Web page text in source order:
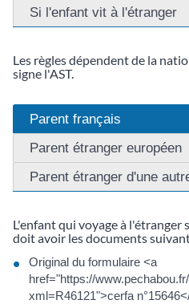
Si l'enfant vit à l'étranger
Les règles dépendent de la
signe l'AST.
Parent français
Parent étranger européen
Parent étranger d'une
L'enfant qui voyage à l'étranger
doit avoir les documents
Original du formulaire <a
href="https://
xml=R46121">cerfa